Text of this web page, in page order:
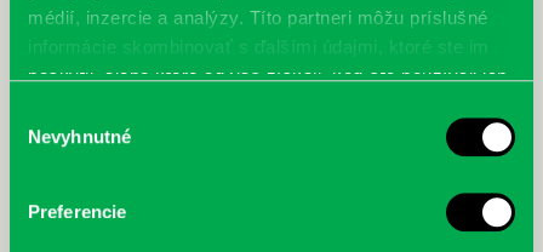
médií, inzercie a analýzy. Títo partneri môžu príslušné
informácie skombinovať s ďalšími údajmi, ktoré ste im
poskytli, alebo ktoré od vás získali, keď ste používali ich
súhlasu
Nevyhnutné
Preferencie
cyklistu modernej doby:
nezastaviteľný